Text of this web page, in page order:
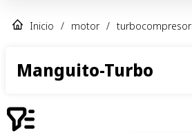
Inicio / motor / turbocompresor
Manguito-Turbo